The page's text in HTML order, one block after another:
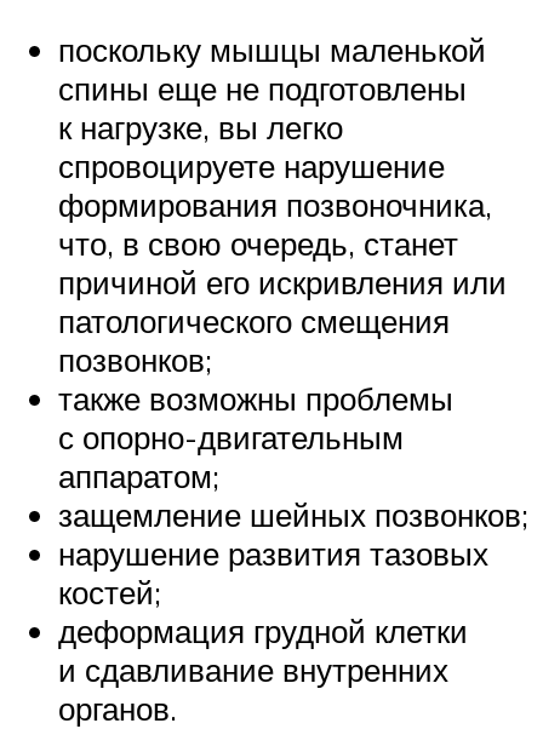
поскольку мышцы маленькой
спины еще не подготовлены
к нагрузке, вы легко
спровоцируете нарушение
формирования позвоночника,
что, в свою очередь, станет
причиной его искривления или
патологического смещения
позвонков;
также возможны проблемы
с опорно-двигательным
аппаратом;
защемление шейных позвонков;
нарушение развития тазовых
костей;
деформация грудной клетки
и сдавливание внутренних
органов.